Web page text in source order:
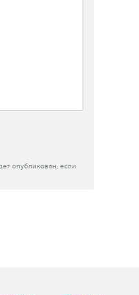
опубликован, если